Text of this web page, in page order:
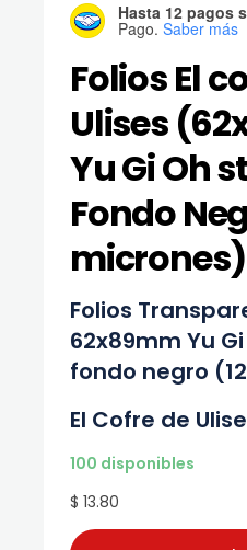
Folios El
Ulises
Yu Gi Oh
Fondo
micrones)
$ 13.80
Folios
62x89mm Yu
fondo negro
El Cofre de
100 disponibles
Hasta 12 pagos
Pago. Saber más